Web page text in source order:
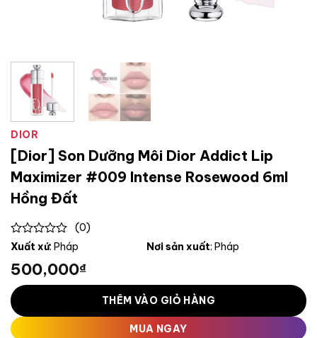
DIOR
[Dior] Son Dưỡng Môi Dior Addict Lip
Maximizer #009 Intense Rosewood 6ml
Hồng Đất
0
of
5
(0)
Xuất xứ: Pháp Nơi sản xuất: Pháp
500,000₫
THÊM VÀO GIỎ HÀNG
MUA NGAY